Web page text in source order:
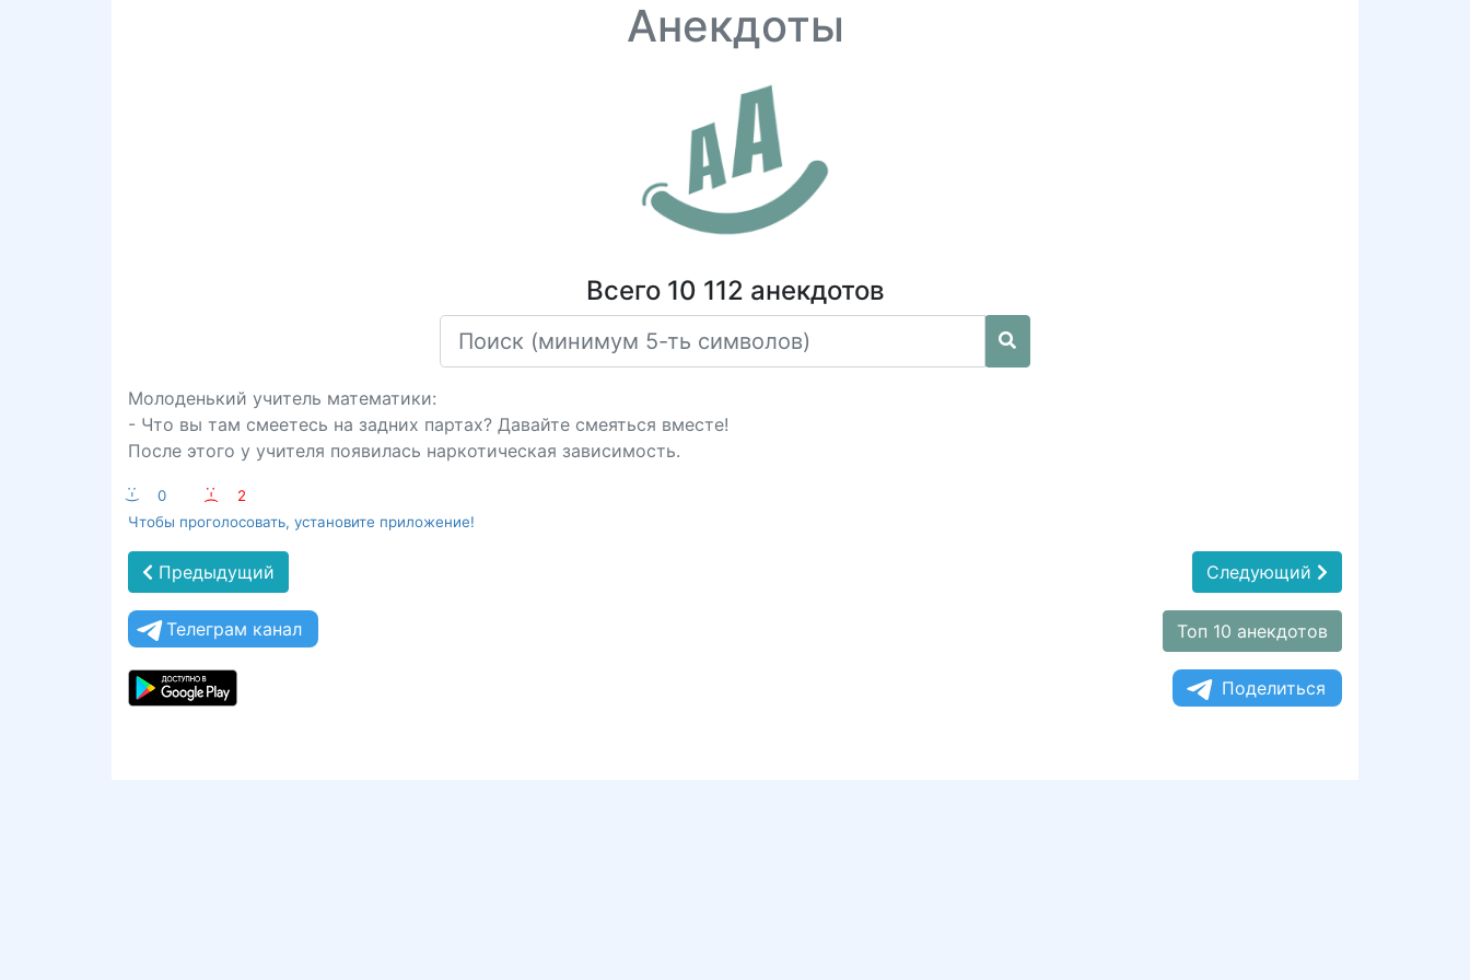
Анекдоты
Всего 10 112 анекдотов
Молоденький учитель математики:
- Что вы там смеетесь на задних партах? Давайте смеяться вместе!
После этого у учителя появилась наркотическая зависимость.
:-) 0 :-(
2
Чтобы проголосовать, установите приложение!
Предыдущий Следующий
Телеграм канал Топ 10 анекдотов
Поделиться